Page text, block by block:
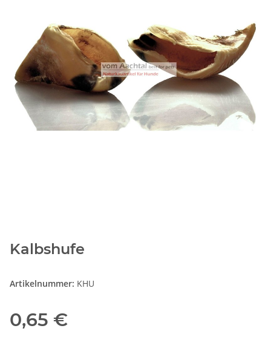
Kalbshufe
Artikelnummer: KHU
0,65 €